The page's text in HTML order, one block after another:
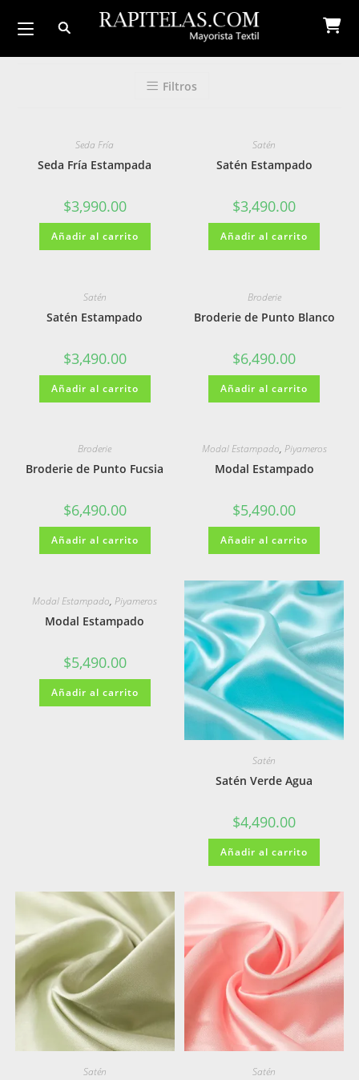
Filtros
Seda Fría
Seda Fría Estampada
$3,990.00
Añadir al carrito
Satén
Satén Estampado
$3,490.00
Añadir al carrito
Satén
Satén Estampado
$3,490.00
Añadir al carrito
Broderie
Broderie de Punto Blanco
$6,490.00
Añadir al carrito
Broderie
Broderie de Punto Fucsia
$6,490.00
Añadir al carrito
Modal Estampado, Piyameros
Modal Estampado
$5,490.00
Añadir al carrito
Modal Estampado,Piyameros
Modal Estampado
$5,490.00
Añadir al carrito
Satén
Satén Verde Agua
$4,490.00
Añadir al carrito
Satén Satén